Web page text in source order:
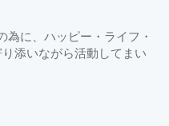
に、ハッピー・ライフ・
添いながら活動してまい